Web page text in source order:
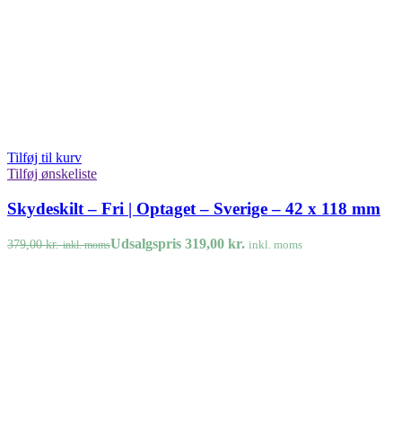
Tilføj til kurv
Tilføj ønskeliste
Skydeskilt – Fri | Optaget – Sverige – 42 x 118 mm
379,00kr. inkl. momsUdsalgspris 319,00 kr. inkl. moms